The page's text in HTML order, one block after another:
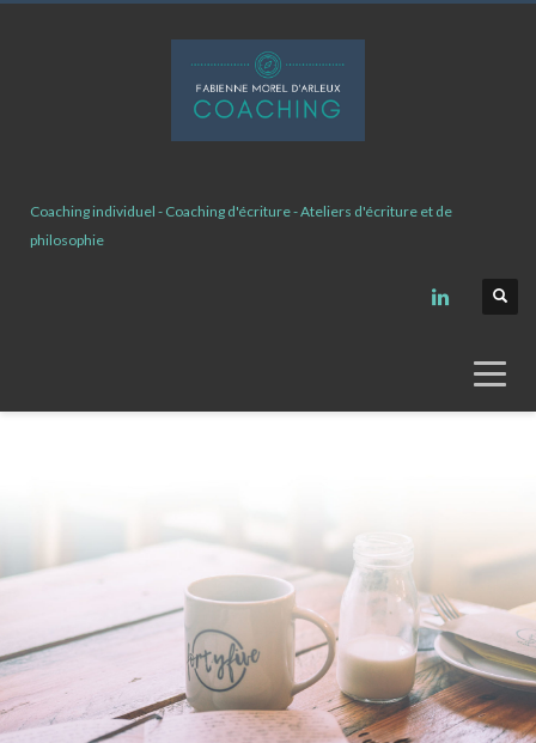
Coaching individuel - Coaching d'écriture - Ateliers d'écriture et de
philosophie